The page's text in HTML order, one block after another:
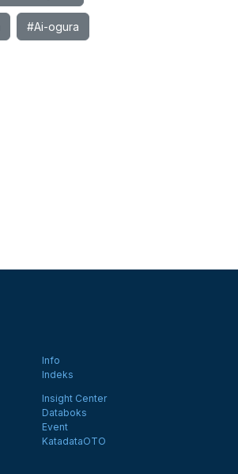
#Ai-ogura
Info
Indeks
Insight Center
Databoks
Event
KatadataOTO